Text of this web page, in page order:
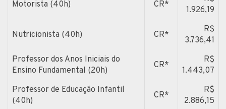
Motorista (40h) CR*
1.926,19
Nutricionista (40h) CR*
R$
3.736,41
Professor dos Anos Iniciais do
Ensino Fundamental (20h)
CR*
R$
1.443,07
Professor de Educação Infantil
(40h)
CR*
R$
2.886,15